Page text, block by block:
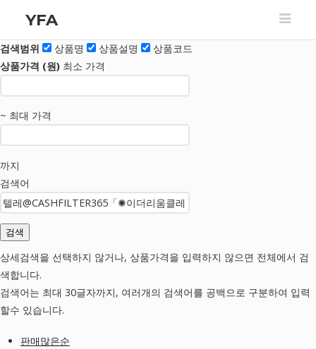
YFA
검색범위 상품명 상품설명 상품코드
상품가격 (원) 최소 가격
~ 최대 가격
까지
검색어
상세검색을 선택하지 않거나, 상품가격을 입력하지 않으면 전체에서 검
색합니다.
검색어는 최대 30글자까지, 여러개의 검색어를 공백으로 구분하여 입력
할수 있습니다.
판매많은순